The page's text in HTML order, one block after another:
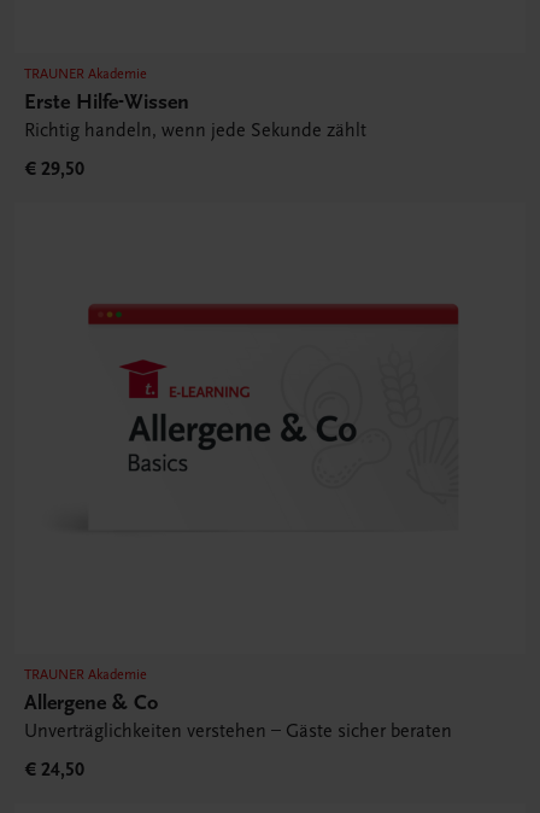
TRAUNER Akademie
Erste Hilfe-Wissen
Richtig handeln, wenn jede Sekunde zählt
€ 29,50
TRAUNER Akademie
Allergene & Co
Unverträglichkeiten verstehen – Gäste sicher beraten
€ 24,50